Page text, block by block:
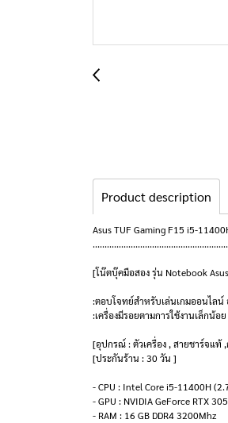
Product description
Asus TUF Gaming F15 i5-
[โน๊ตบุ๊คมือสอง รุ่น Notebook
:ตอบโจทย์สำหรับเล่นเกมออนไลน์
:เครื่องมีรอยตามการใช้งานเล็กน้อ
[อุปกรณ์ : ตัวเครื่อง , สายชาร์จแท้
[ประกันร้าน : 30 วัน ]
- CPU : Intel Core i5-11400H
- GPU : NVIDIA GeForce RTX
- RAM : 16 GB DDR4 3200Mhz